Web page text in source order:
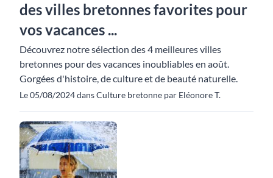
des villes bretonnes favorites pour
vos vacances ...
Découvrez notre sélection des 4 meilleures villes
bretonnes pour des vacances inoubliables en août.
Gorgées d'histoire, de culture et de beauté naturelle.
Le 05/08/2024 dans Culture bretonne par Eléonore T.